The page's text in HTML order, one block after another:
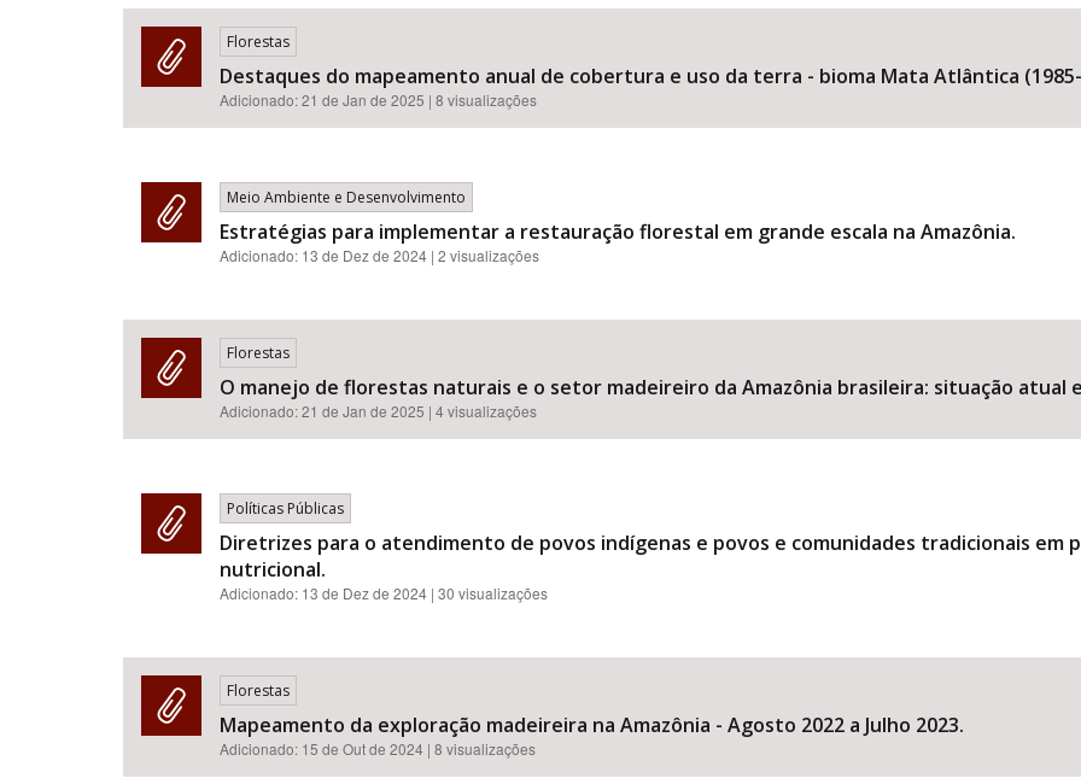
Florestas
Destaques do mapeamento anual de cobertura e uso da terra - bioma Mata Atlântica
Adicionado:21 de Jan de 2025 | 8 visualizações
Meio Ambiente e Desenvolvimento
Estratégias para implementar a restauração florestal em grande escala na Amazônia.
Adicionado: 13 de Dez de 2024 | 2 visualizações
Florestas
O manejo de florestas naturais e o setor madeireiro da Amazônia brasileira: situação atual
Adicionado:21 de Jan de 2025 | 4 visualizações
Políticas Públicas
Diretrizes para o atendimento de povos indígenas e povos e comunidades tradicionais em
nutricional.
Adicionado: 13 de Dez de 2024 | 30 visualizações
Florestas
Mapeamento da exploração madeireira na Amazônia - Agosto 2022 a Julho 2023.
Adicionado: 15 de Out de 2024 | 8 visualizações